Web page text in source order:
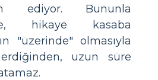
ediyor. Bununla
hikaye kasaba
"üzerinde" olmasıyla
uzun süre